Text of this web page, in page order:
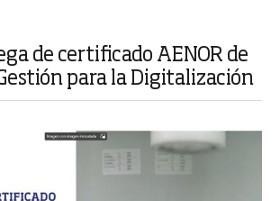
de certificado AENOR de
para la Digitalización